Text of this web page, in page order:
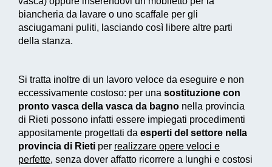
biancheria da lavare o uno scaffale per gli
asciugamani puliti, lasciando così libere altre parti
della stanza.
Si tratta inoltre di un lavoro veloce da eseguire e non
eccessivamente costoso: per una sostituzione con
pronto vasca della vasca da bagno nella provincia
di Rieti possono infatti essere impiegati procedimenti
appositamente progettati da esperti del settore nella
provincia di Rieti per realizzare opere veloci e
perfette, senza dover affatto ricorrere a lunghi e costosi